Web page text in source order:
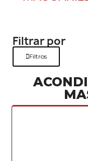
Filtrar por
Filtros